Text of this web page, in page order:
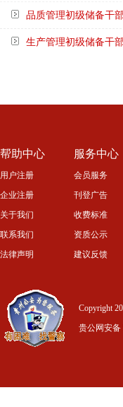
品质管理初级储备干
生产管理初级储备干
帮助中心
用户注册
企业注册
关于我们
联系我们
法律声明
服务中心
会员服务
刊登广告
收费标准
资质公示
建议反馈
Copyright
贵公网安备